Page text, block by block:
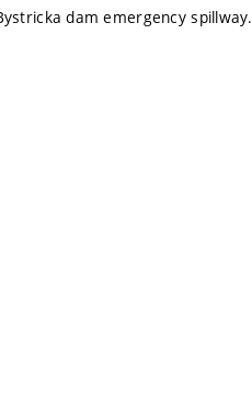
dam emergency spillway.